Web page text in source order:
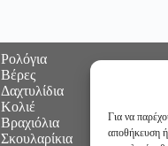
Για να
αποθήκευση
Ρολόγια
Βέρες
Δαχτυλίδια
Κολιέ
Βραχιόλια
Σκουλαρίκια